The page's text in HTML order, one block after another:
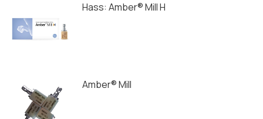
Hass: Amber® Mill H
Amber® Mill